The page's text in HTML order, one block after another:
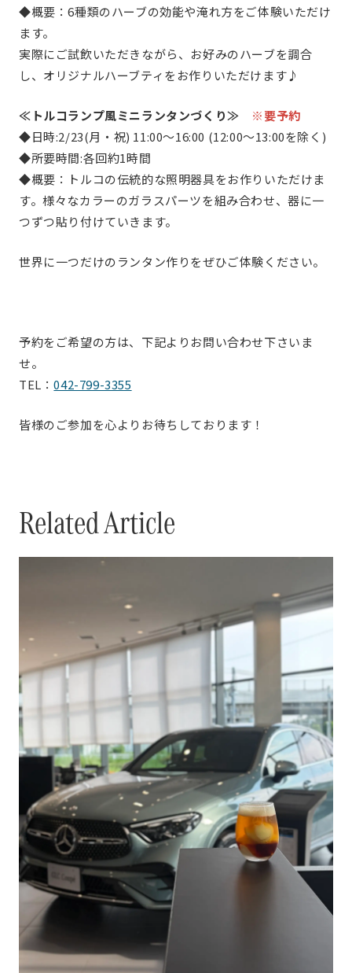
◆概要：6種類のハーブの効能や淹れ方をご体験いただけ
ます。
実際にご試飲いただきながら、お好みのハーブを調合
し、オリジナルハーブティをお作りいただけます♪
≪トルコランプ風ミニランタンづくり≫
※要予約
◆日時:2/23(月・祝) 11:00～16:00 (12:00～13:00を除く)
◆所要時間:各回約1時間
◆概要：トルコの伝統的な照明器具をお作りいただけま
す。様々なカラーのガラスパーツを組み合わせ、器に一
つずつ貼り付けていきます。
世界に一つだけのランタン作りをぜひご体験ください。
予約をご希望の方は、下記よりお問い合わせ下さいま
せ。
TEL：042-799-3355
皆様のご参加を心よりお待ちしております！
Related Article